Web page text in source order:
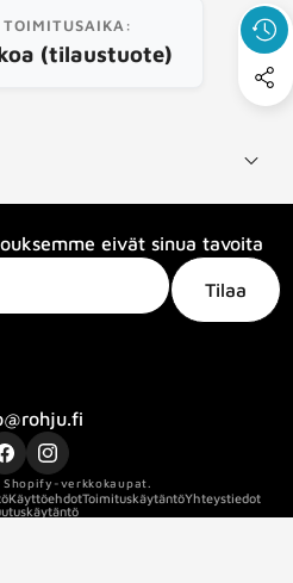
(tilaustuote)
eivät sinua tavoita
Tilaa
Instagram
Shopify-verkkokaupat.
KäyttöehdotToimituskäytäntöYhteystiedot